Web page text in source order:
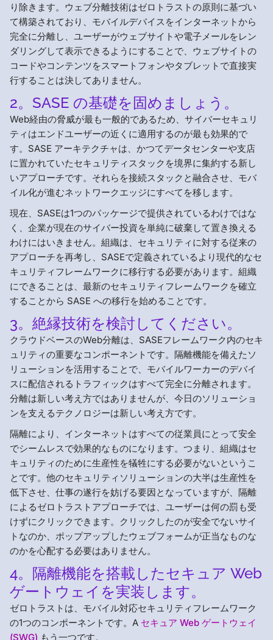
り除きます。ウェブ分離技術はゼロトラストの原則に基づい
て構築されており、モバイルデバイスをインターネットから
完全に分離し、ユーザーがウェブサイトや電子メールをレン
ダリングして表示できるようにすることで、ウェブサイトの
コードやコンテンツをスマートフォンやタブレットで直接実
行することは決してありません。
2。SASE の基礎を固めましょう。
Web経由の脅威が最も一般的であるため、サイバーセキュリ
ティはエンドユーザーの近くに適用するのが最も効果的で
す。SASE アーキテクチャは、かつてデータセンターや支店
に置かれていたセキュリティスタックを境界に集約する新し
いアプローチです。それらを接続スタックと融合させ、モバ
イル化が進むネットワークエッジにすべてを移します。
現在、SASEは1つのパッケージで提供されているわけではな
く、企業が現在のサイバー投資を単純に破棄して置き換える
わけにはいきません。組織は、セキュリティに対する従来の
アプローチを再考し、SASEで定義されているより現代的なセ
キュリティフレームワークに移行する必要があります。組織
にできることは、最新のセキュリティフレームワークを確立
することから SASE への移行を始めることです。
3。絶縁技術を検討してください。
クラウドベースのWeb分離は、SASEフレームワーク内のセキ
ュリティの重要なコンポーネントです。隔離機能を備えたソ
リューションを活用することで、モバイルワーカーのデバイ
スに配信されるトラフィックはすべて完全に分離されます。
分離は新しい考え方ではありませんが、今日のソリューショ
ンを支えるテクノロジーは新しい考え方です。
隔離により、インターネットはすべての従業員にとって安全
でシームレスで効果的なものになります。つまり、組織はセ
キュリティのために生産性を犠牲にする必要がないというこ
とです。他のセキュリティソリューションの大半は生産性を
低下させ、仕事の遂行を妨げる要因となっていますが、隔離
によるゼロトラストアプローチでは、ユーザーは何の罰も受
けずにクリックできます。クリックしたのが安全でないサイ
トなのか、ポップアップしたウェブフォームが正当なものな
のかを心配する必要はありません。
4。隔離機能を搭載したセキュア Web
ゲートウェイを実装します。
ゼロトラストは、モバイル対応セキュリティフレームワーク
の1つのコンポーネントです。A セキュア Web ゲートウェイ
(SWG) もう一つです。